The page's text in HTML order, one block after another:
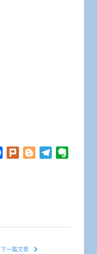
Facebook
Plurk BloggerTelegram
下一篇文章